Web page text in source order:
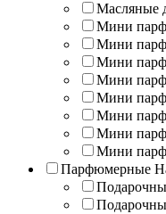
Масляные
Мини
Мини
Мини
Мини
Мини
Мини
Мини
Мини
Парфюмерные